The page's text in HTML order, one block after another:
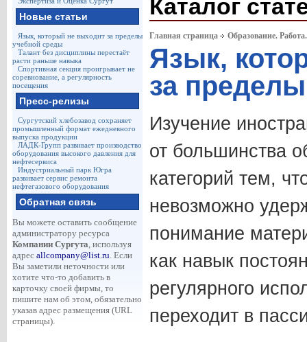
Новые статьи
Язык, который не выходит за пределы
учебной среды
Талант без дисциплины перестаёт
расти раньше навыка
Спортивная секция проигрывает не
соревнование, а регулярность
посещения
Пресс-релизы
Сургутский хлебозавод сохраняет
промышленный формат ежедневного
выпуска продукции
ЛАДК-Групп развивает производство
оборудования высокого давления для
нефтесервиса
Индустриальный парк Югра
развивает сервис ремонта
нефтегазового оборудования
Обратная связь
Вы можете оставить сообщение
администратору ресурса
Компании Сургута, используя
адрес allcompany@list.ru. Если
Вы заметили неточности или
хотите что-то добавить в
карточку своей фирмы, то
пишите нам об этом, обязательно
указав адрес размещения (URL
страницы).
Каталог
Главная страница Образование.
Язык,
за
Изучение
от большинства
категорий тем,
невозможно
понимание
как навык
регулярного
переходит в